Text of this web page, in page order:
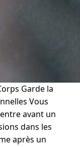
Garde la
Vous
avant un
dans les
après un